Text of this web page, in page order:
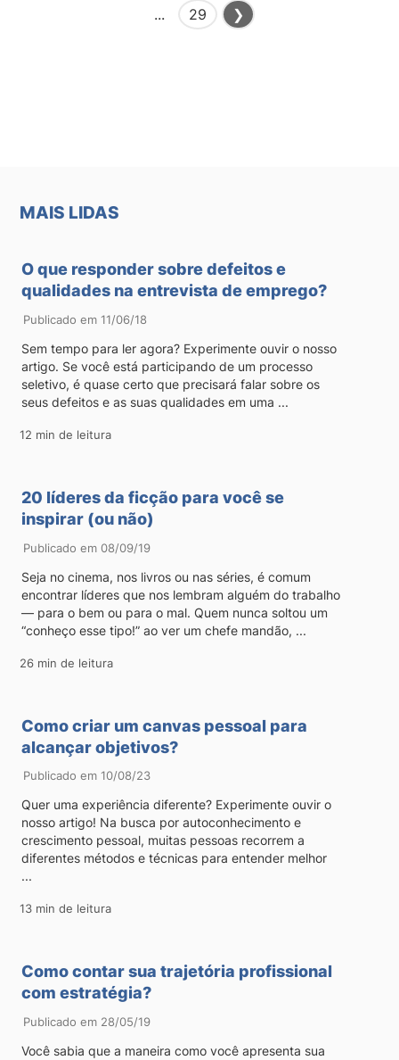
...
29 ❯
MAIS LIDAS
O que responder sobre defeitos e
qualidades na entrevista de emprego?
Publicado em 11/06/18
Sem tempo para ler agora? Experimente ouvir o nosso
artigo. Se você está participando de um processo
seletivo, é quase certo que precisará falar sobre os
seus defeitos e as suas qualidades em uma ...
12 min de leitura
20 líderes da ficção para você se
inspirar (ou não)
Publicado em 08/09/19
Seja no cinema, nos livros ou nas séries, é comum
encontrar líderes que nos lembram alguém do trabalho
— para o bem ou para o mal. Quem nunca soltou um
“conheço esse tipo!” ao ver um chefe mandão, ...
26 min de leitura
Como criar um canvas pessoal para
alcançar objetivos?
Publicado em 10/08/23
Quer uma experiência diferente? Experimente ouvir o
nosso artigo! Na busca por autoconhecimento e
crescimento pessoal, muitas pessoas recorrem a
diferentes métodos e técnicas para entender melhor
...
13 min de leitura
Como contar sua trajetória profissional
com estratégia?
Publicado em 28/05/19
Você sabia que a maneira como você apresenta sua